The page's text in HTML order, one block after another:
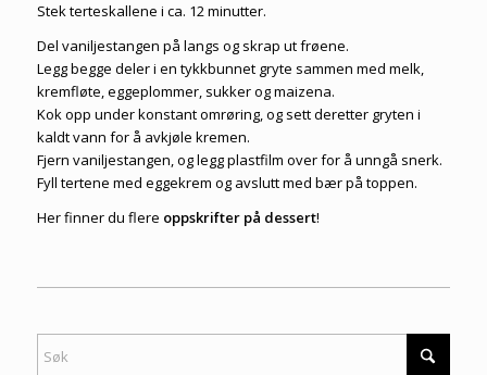
Stek terteskallene i ca. 12 minutter.
Del vaniljestangen på langs og skrap ut frøene.
Legg begge deler i en tykkbunnet gryte sammen med melk,
kremfløte, eggeplommer, sukker og maizena.
Kok opp under konstant omrøring, og sett deretter gryten i
kaldt vann for å avkjøle kremen.
Fjern vaniljestangen, og legg plastfilm over for å unngå snerk.
Fyll tertene med eggekrem og avslutt med bær på toppen.
Her finner du flere oppskrifter på dessert!